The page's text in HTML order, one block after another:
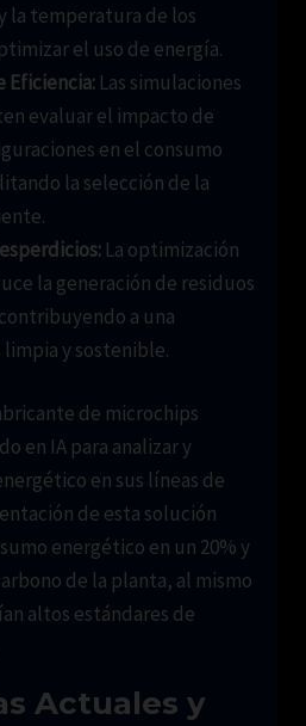
la temperatura de los
el uso de energía.
Eficiencia: Las simulaciones
evaluar el impacto de
en el consumo
la selección de la
La optimización
la generación de residuos
a una
y sostenible.
de microchips
en IA para analizar y
en sus líneas de
de esta solución
energético en un 20% y
de la planta, al mismo
altos estándares de
Actuales y